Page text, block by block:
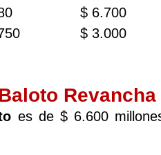
$ 6.700
$ 3.000
Revancha
es de $ 6.600